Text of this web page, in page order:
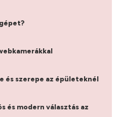
és szerepe az épületeknél
és modern választás az